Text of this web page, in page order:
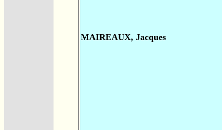
MAIREAUX, Jacques